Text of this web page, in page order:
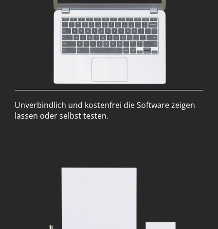
Unverbindlich und kostenfrei die Software zeigen
lassen oder selbst testen.